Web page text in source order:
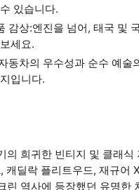
있습니다.
감상:엔진을 넘어, 태국 및
세요.
동차의 우수성과 순수 예
입니다.
의 희귀한 빈티지 및 클래식
캐딜락 플리트우드, 재규어
린 역사에 등장했던 유명한